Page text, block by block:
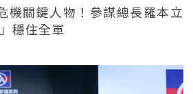
機關鍵人物！參謀總長羅本立
穩住全軍